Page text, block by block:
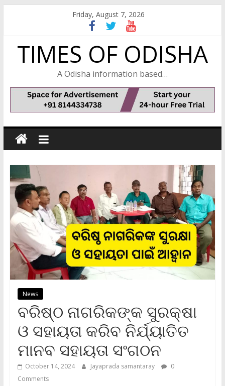
Friday, August 7, 2026
TIMES OF ODISHA
A Odisha information based…
News
ବରିଷ୍ଠ ନାଗରିକଙ୍କ ସୁରକ୍ଷା
ଓ ସହାୟତା କରିବ ନିର୍ଯ୍ୟାତିତ
ମାନବ ସହାୟତା ସଂଗଠନ
October 14, 2024 Jayaprada samantaray
0
Comments